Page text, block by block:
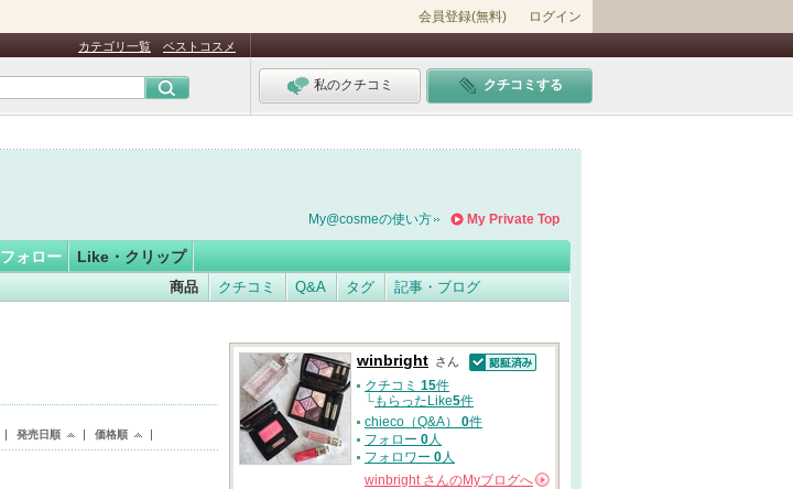
会員登録(無料) ログイン
カテゴリ一覧 ベストコスメ
私のクチコミ クチコミする
My Private Top
My@cosmeの使い方
フォロー Like・クリップ
商品 クチコミ Q&A タグ 記事・ブログ
発売日順 価格順
winbright さん
クチコミ 15件
└もらったLike5件
chieco（Q&A） 0件
フォロー 0人
フォロワー 0人
winbrightさんのMyブログへ